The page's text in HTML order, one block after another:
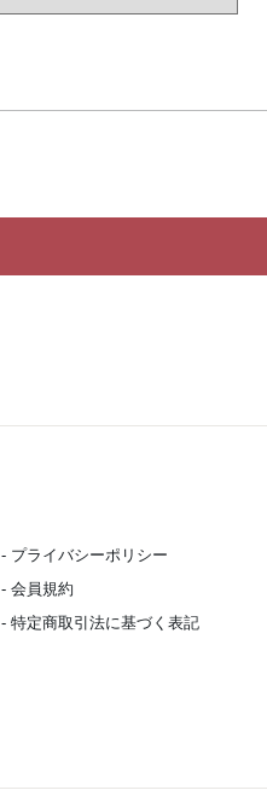
- プライバシーポリシー
- 会員規約
- 特定商取引法に基づく表記